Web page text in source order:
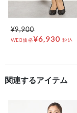
¥9,900
WEB価格¥6,930 税込
関連するアイテム